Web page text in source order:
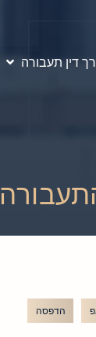
דין תעבורה
הדפסה